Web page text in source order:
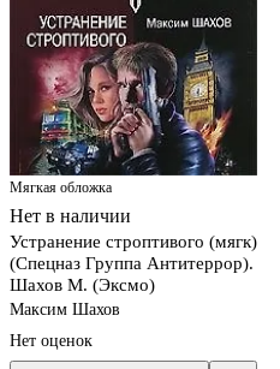
Мягкая обложка
Нет в наличии
Устранение строптивого (мягк)
(Спецназ Группа Антитеррор).
Шахов М. (Эксмо)
Максим Шахов
Нет оценок